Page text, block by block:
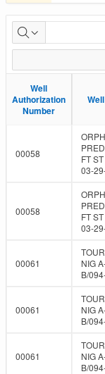
SCVF
External
Report
Well
Authorization
Number
Well
Authorization
Number
00058
FT
03-
00058
FT
03-
00061
NIG
B/
00061
NIG
B/
00061
NIG
B/